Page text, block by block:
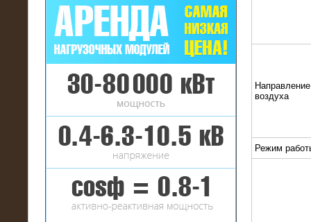
16.01.2017
Аренда нагрузочного комплекса 22
МВт (10 кВ) на газовое
месторождение
воздуха
Режим